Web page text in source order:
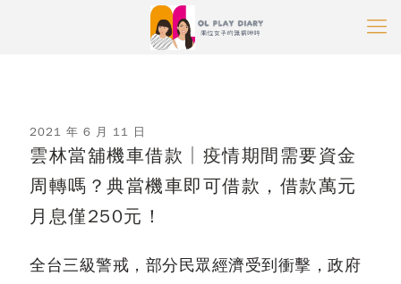
2021 年 6 月 11 日
雲林當舖機車借款│疫情期間需要資金
周轉嗎？典當機車即可借款，借款萬元
月息僅250元！
全台三級警戒，部分民眾經濟受到衝擊，政府